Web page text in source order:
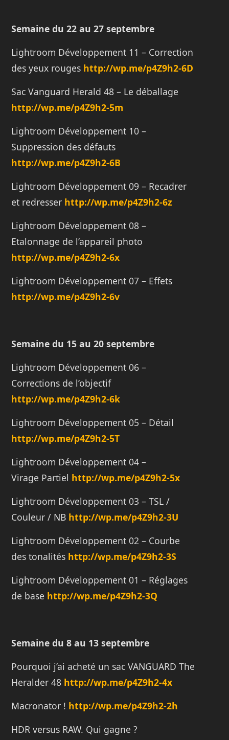
Semaine du 22 au 27 septembre
Lightroom Développement 11 – Correction
des yeux rouges http://wp.me/p4Z9h2-6D
Sac Vanguard Herald 48 – Le déballage
http://wp.me/p4Z9h2-5m
Lightroom Développement 10 –
Suppression des défauts
http://wp.me/p4Z9h2-6B
Lightroom Développement 09 – Recadrer
et redresser http://wp.me/p4Z9h2-6z
Lightroom Développement 08 –
Etalonnage de l’appareil photo
http://wp.me/p4Z9h2-6x
Lightroom Développement 07 – Effets
http://wp.me/p4Z9h2-6v
Semaine du 15 au 20 septembre
Lightroom Développement 06 –
Corrections de l’objectif
http://wp.me/p4Z9h2-6k
Lightroom Développement 05 – Détail
http://wp.me/p4Z9h2-5T
Lightroom Développement 04 –
Virage Partiel http://wp.me/p4Z9h2-5x
Lightroom Développement 03 – TSL /
Couleur / NB http://wp.me/p4Z9h2-3U
Lightroom Développement 02 – Courbe
des tonalités http://wp.me/p4Z9h2-3S
Lightroom Développement 01 – Réglages
de base http://wp.me/p4Z9h2-3Q
Semaine du 8 au 13 septembre
Pourquoi j’ai acheté un sac VANGUARD The
Heralder 48 http://wp.me/p4Z9h2-4x
Macronator ! http://wp.me/p4Z9h2-2h
HDR versus RAW. Qui gagne ?